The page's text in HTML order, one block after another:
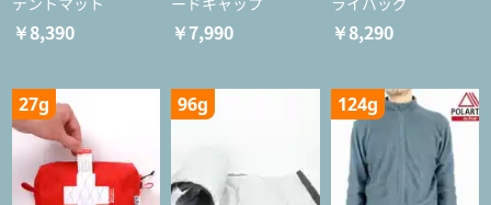
￥8,390 ￥7,990 ￥8,290
27g 96g 124g